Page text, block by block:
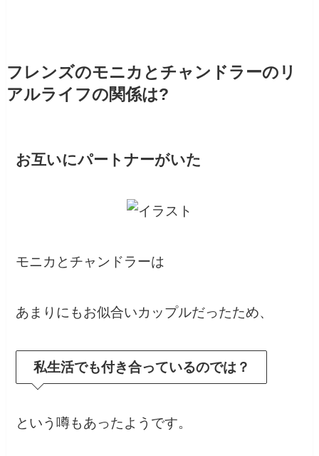
フレンズのモニカとチャンドラーのリ
アルライフの関係は?
お互いにパートナーがいた
モニカとチャンドラーは
あまりにもお似合いカップルだったため、
私生活でも付き合っているのでは？
という噂もあったようです。